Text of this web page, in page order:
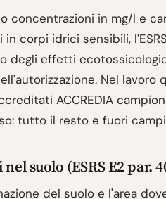
concentrazioni in mg/l e
corpi idrici sensibili,
degli effetti
Nel
ACCREDIA
tutto il resto e fuori
suolo (ESRS E2 par.
del suolo e l'area